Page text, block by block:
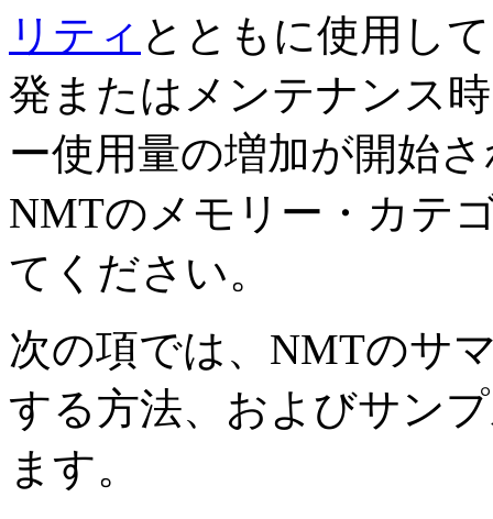
リティ とともに使用し
発またはメンテナンス
ー使用量の増加が開始
NMTのメモリー・カテ
てください。
次の項では、NMTのサ
する方法、およびサン
ます。